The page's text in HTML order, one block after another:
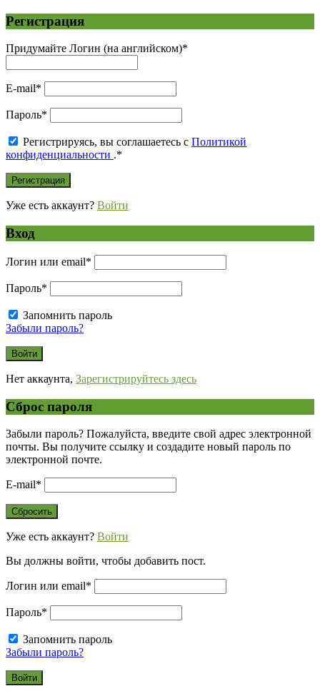
Регистрация
Придумайте Логин (на английском)*
E-mail*
Пароль*
Регистрируясь, вы соглашаетесь с Политикой
конфиденциальности .*
Уже есть аккаунт? Войти
Вход
Логин или email*
Пароль*
Запомнить пароль
Забыли пароль?
Нет аккаунта, Зарегистрируйтесь здесь
Сброс пароля
Забыли пароль? Пожалуйста, введите свой адрес электронной
почты. Вы получите ссылку и создадите новый пароль по
электронной почте.
E-mail*
Уже есть аккаунт? Войти
Вы должны войти, чтобы добавить пост.
Логин или email*
Пароль*
Запомнить пароль
Забыли пароль?